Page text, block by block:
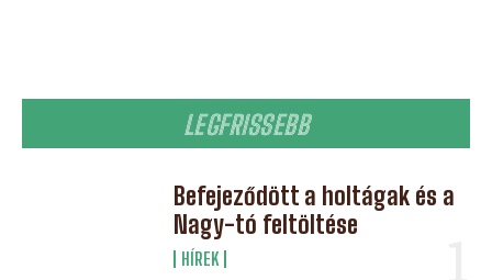
LEGFRISSEBB
Befejeződött a holtágak és a
Nagy-tó feltöltése
HÍREK